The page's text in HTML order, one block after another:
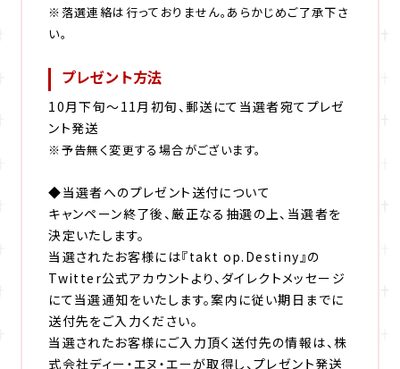
※落選連絡は行っておりません。あらかじめご了承下さ
い。
プレゼント方法
10月下旬〜11月初旬、郵送にて当選者宛てプレゼ
ント発送
※予告無く変更する場合がございます。
◆当選者へのプレゼント送付について
キャンペーン終了後、厳正なる抽選の上、当選者を
決定いたします。
当選されたお客様には『takt op.Destiny』の
Twitter公式アカウントより、ダイレクトメッセージ
にて当選通知をいたします。案内に従い期日までに
送付先をご入力ください。
当選されたお客様にご入力頂く送付先の情報は、株
式会社ディー・エヌ・エーが取得し、プレゼント発送